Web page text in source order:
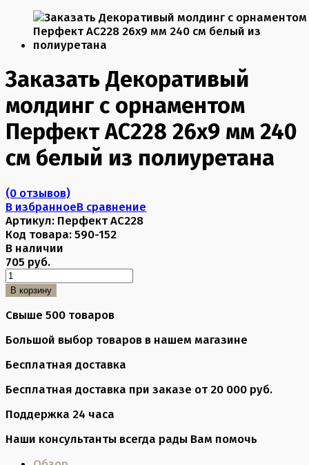
Заказать Декоративый
молдинг с орнаментом
Перфект AC228 26х9 мм 240
см белый из полиуретана
(0 отзывов)
В избранноеВ сравнение
Артикул: Перфект AC228
Код товара: 590-152
В наличии
705 руб.
В корзину
Свыше 500 товаров
Большой выбор товаров в нашем магазине
Бесплатная доставка
Бесплатная доставка при заказе от 20 000 руб.
Поддержка 24 часа
Наши консультанты всегда рады Вам помочь